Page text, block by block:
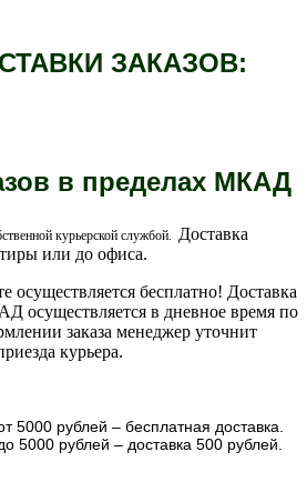
ЗАКАЗОВ:
в пределах МКАД
курьерской службой. Доставка
или до офиса.
осуществляется бесплатно! Доставка
осуществляется в дневное время по
заказа менеджер уточнит
курьера.
5000 рублей – бесплатная доставка.
5000 рублей – доставка 500 рублей.